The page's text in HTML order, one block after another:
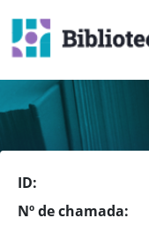
ID:
Nº de chamada: